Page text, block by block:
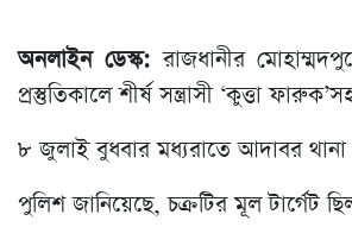
অনলাইন ডেস্ক:রাজধানীর
প্রস্তুতিকালে শীর্ষ সন্ত্রাসী ‘কুত্তা
৮ জুলাই বুধবার মধ্যরাতে আদাবর
পুলিশ জানিয়েছে, চক্রটির মূল টার্গেট